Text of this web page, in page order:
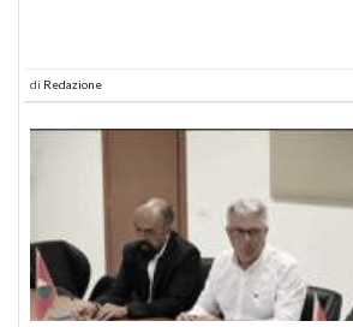
di Redazione